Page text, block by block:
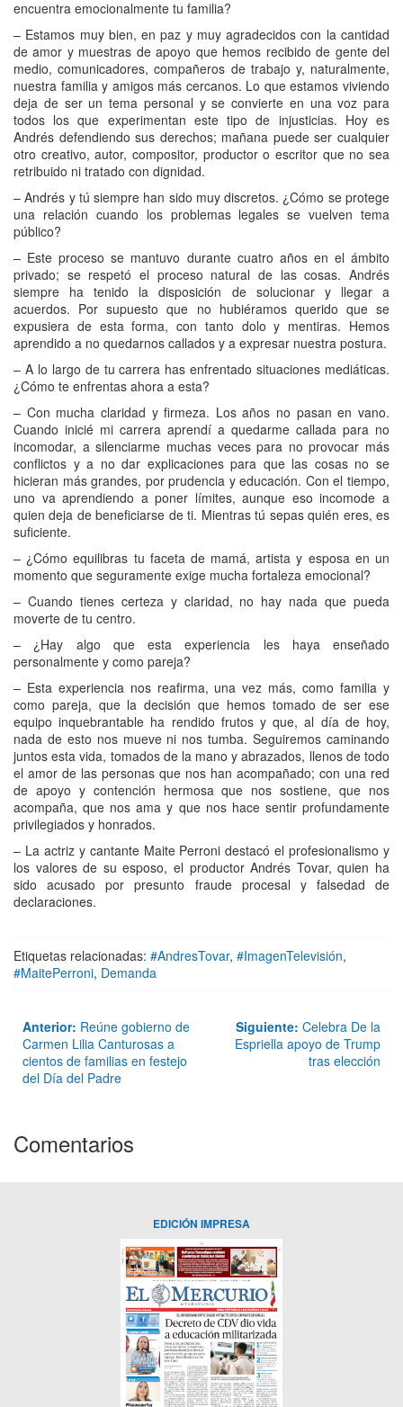
encuentra emocionalmente tu familia?
– Estamos muy bien, en paz y muy agradecidos con la cantidad
de amor y muestras de apoyo que hemos recibido de gente del
medio, comunicadores, compañeros de trabajo y, naturalmente,
nuestra familia y amigos más cercanos. Lo que estamos viviendo
deja de ser un tema personal y se convierte en una voz para
todos los que experimentan este tipo de injusticias. Hoy es
Andrés defendiendo sus derechos; mañana puede ser cualquier
otro creativo, autor, compositor, productor o escritor que no sea
retribuido ni tratado con dignidad.
– Andrés y tú siempre han sido muy discretos. ¿Cómo se protege
una relación cuando los problemas legales se vuelven tema
público?
– Este proceso se mantuvo durante cuatro años en el ámbito
privado; se respetó el proceso natural de las cosas. Andrés
siempre ha tenido la disposición de solucionar y llegar a
acuerdos. Por supuesto que no hubiéramos querido que se
expusiera de esta forma, con tanto dolo y mentiras. Hemos
aprendido a no quedarnos callados y a expresar nuestra postura.
– A lo largo de tu carrera has enfrentado situaciones mediáticas.
¿Cómo te enfrentas ahora a esta?
– Con mucha claridad y firmeza. Los años no pasan en vano.
Cuando inicié mi carrera aprendí a quedarme callada para no
incomodar, a silenciarme muchas veces para no provocar más
conflictos y a no dar explicaciones para que las cosas no se
hicieran más grandes, por prudencia y educación. Con el tiempo,
uno va aprendiendo a poner límites, aunque eso incomode a
quien deja de beneficiarse de ti. Mientras tú sepas quién eres, es
suficiente.
– ¿Cómo equilibras tu faceta de mamá, artista y esposa en un
momento que seguramente exige mucha fortaleza emocional?
– Cuando tienes certeza y claridad, no hay nada que pueda
moverte de tu centro.
– ¿Hay algo que esta experiencia les haya enseñado
personalmente y como pareja?
– Esta experiencia nos reafirma, una vez más, como familia y
como pareja, que la decisión que hemos tomado de ser ese
equipo inquebrantable ha rendido frutos y que, al día de hoy,
nada de esto nos mueve ni nos tumba. Seguiremos caminando
juntos esta vida, tomados de la mano y abrazados, llenos de todo
el amor de las personas que nos han acompañado; con una red
de apoyo y contención hermosa que nos sostiene, que nos
acompaña, que nos ama y que nos hace sentir profundamente
privilegiados y honrados.
– La actriz y cantante Maite Perroni destacó el profesionalismo y
los valores de su esposo, el productor Andrés Tovar, quien ha
sido acusado por presunto fraude procesal y falsedad de
declaraciones.
Etiquetas relacionadas: #AndresTovar, #ImagenTelevisión,
#MaitePerroni, Demanda
Anterior: Reúne gobierno de
Carmen Lilia Canturosas a
cientos de familias en festejo
del Día del Padre
Siguiente: Celebra De la
Espriella apoyo de Trump
tras elección
Comentarios
EDICIÓN IMPRESA